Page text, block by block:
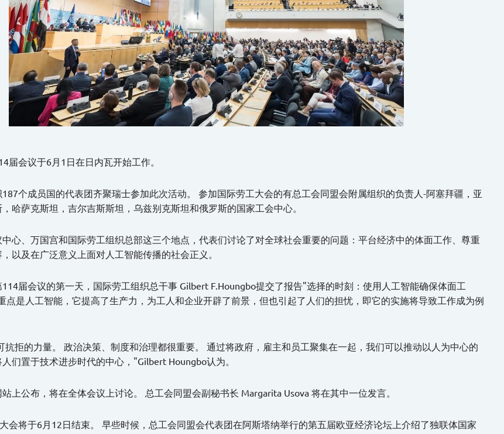
届会议于6月1日在日内瓦开始工作。
个成员国的代表团齐聚瑞士参加此次活动。 参加国际劳工大会的有总工会同盟会附属组织的负责人-阿塞拜疆，亚
哈萨克斯坦，吉尔吉斯斯坦，乌兹别克斯坦和俄罗斯的国家工会中心。
心、万国宫和国际劳工组织总部这三个地点，代表们讨论了对全球社会重要的问题：平台经济中的体面工作、尊重
以及在广泛意义上面对人工智能传播的社会正义。
届会议的第一天，国际劳工组织总干事 Gilbert F.Houngbo提交了报告"选择的时刻：使用人工智能确保体面工
点是人工智能，它提高了生产力，为工人和企业开辟了前景，但也引起了人们的担忧，即它的实施将导致工作成为例
抗拒的力量。 政治决策、制度和治理都很重要。 通过将政府，雇主和员工聚集在一起，我们可以推动以人为中心的
们置于技术进步时代的中心，"Gilbert Houngbo认为。
上公布，将在全体会议上讨论。 总工会同盟会副秘书长 Margarita Usova 将在其中一位发言。
会将于6月12日结束。 早些时候，总工会同盟会代表团在阿斯塔纳举行的第五届欧亚经济论坛上介绍了独联体国家